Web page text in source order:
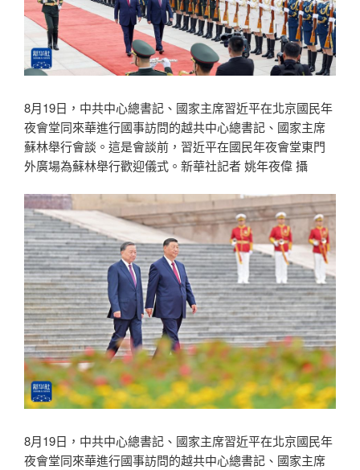
8月19日，中共中心總書記、國家主席習近平在北京國民年
夜會堂同來華進行國事訪問的越共中心總書記、國家主席
蘇林舉行會談。這是會談前，習近平在國民年夜會堂東門
外廣場為蘇林舉行歡迎儀式。新華社記者 姚年夜偉 攝
8月19日，中共中心總書記、國家主席習近平在北京國民年
夜會堂同來華進行國事訪問的越共中心總書記、國家主席